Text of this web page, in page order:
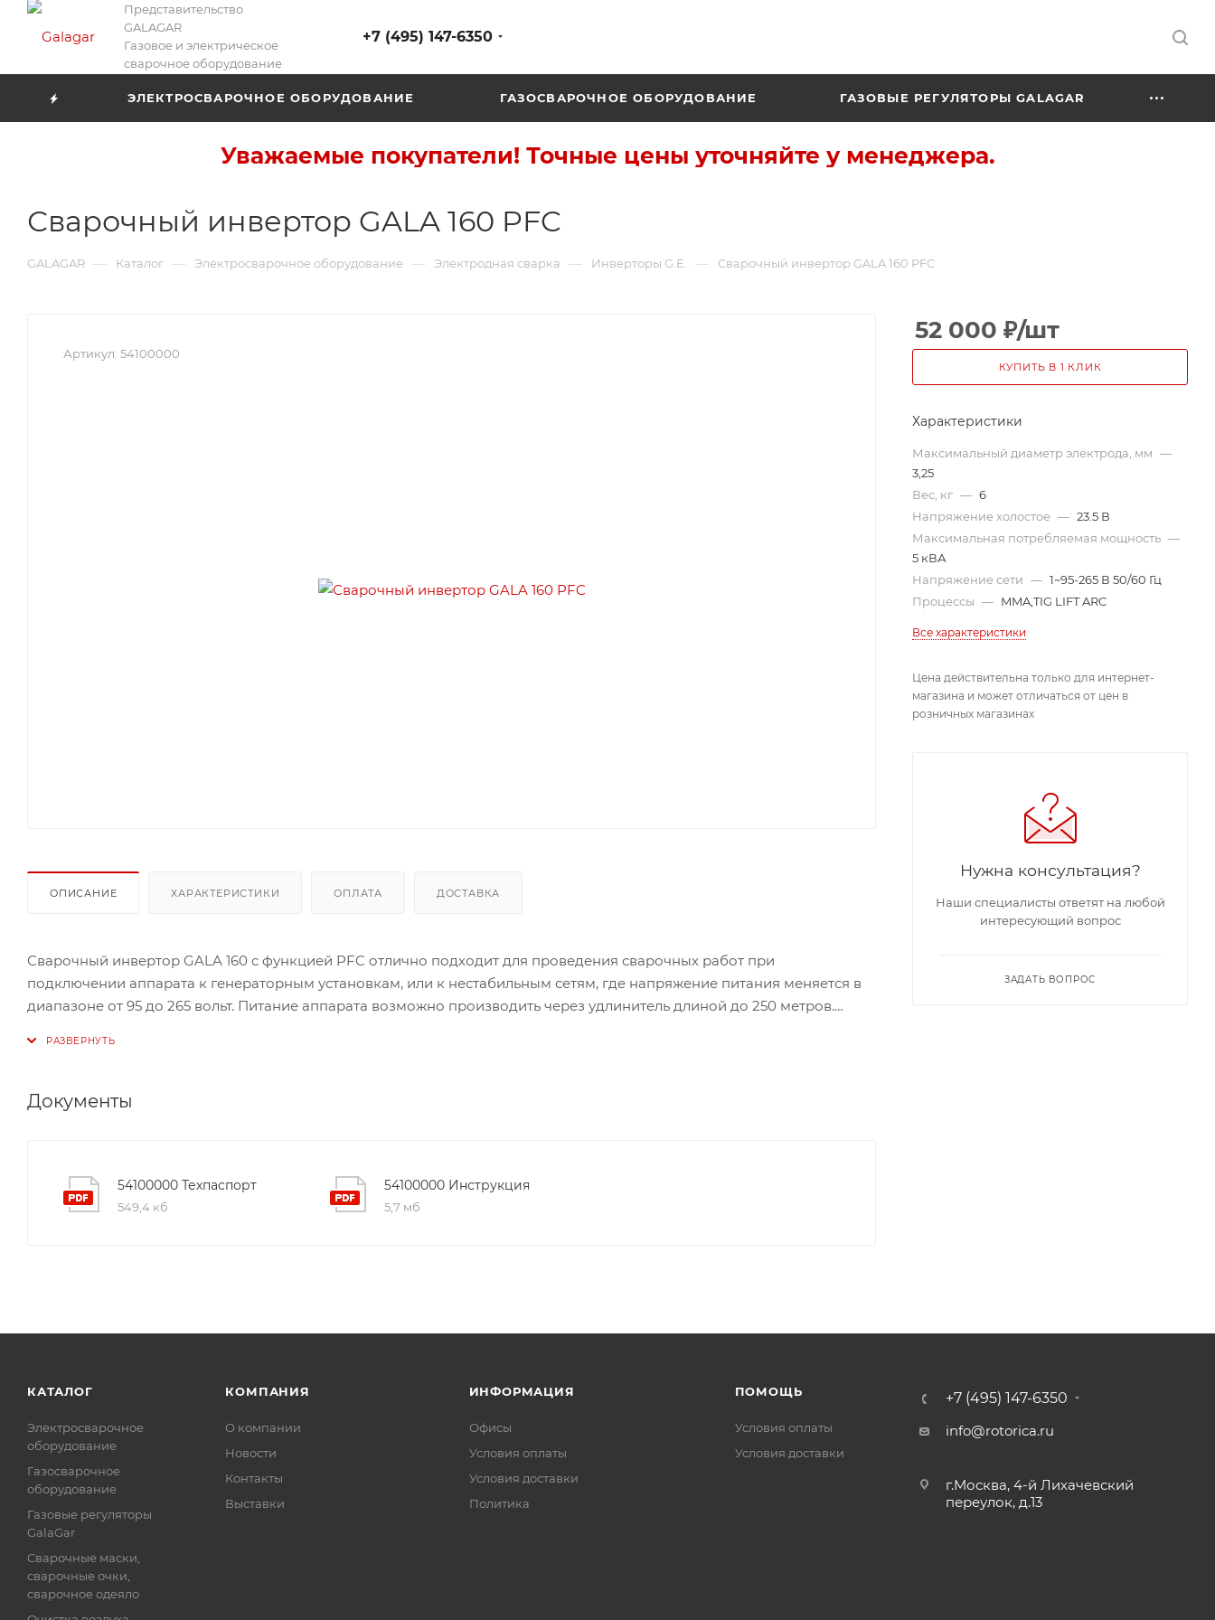
Представительство
GALAGAR
Газовое и электрическое
сварочное оборудование
+7 (495) 147-6350
ЭЛЕКТРОСВАРОЧНОЕ ОБОРУДОВАНИЕ ГАЗОСВАРОЧНОЕ ОБОРУДОВАНИЕ ГАЗОВЫЕ РЕГУЛЯТОРЫ GALAGAR
Уважаемые покупатели! Точные цены уточняйте у менеджера.
Сварочный инвертор GALA 160 PFC
GALAGAR — Каталог — Электросварочное оборудование — Электродная сварка — Инверторы G.E. — Сварочный инвертор GALA 160 PFC
Артикул: 54100000
ОПИСАНИЕ ХАРАКТЕРИСТИКИ ОПЛАТА ДОСТАВКА
Сварочный инвертор GALA 160 с функцией PFC отлично подходит для проведения сварочных работ при
подключении аппарата к генераторным установкам, или к нестабильным сетям, где напряжение питания меняется в
диапазоне от 95 до 265 вольт. Питание аппарата возможно производить через удлинитель длиной до 250 метров.
Относительно малый вес аппарата (6 кг.) обеспечивает его мобильность, и снижает усталость оператора (сварщика)
Документы
54100000 Техпаспорт
549,4 кб
54100000 Инструкция
5,7 мб
52 000 ₽/шт
КУПИТЬ В 1 КЛИК
Характеристики
Максимальный диаметр электрода, мм —
3,25
Вес, кг — 6
Напряжение холостое — 23.5 В
Максимальная потребляемая мощность —
5 кВА
Напряжение сети — 1~95-265 В 50/60 Гц
Процессы — MMA,TIG LIFT ARC
Все характеристики
Цена действительна только для интернет-
магазина и может отличаться от цен в
розничных магазинах
Нужна консультация?
Наши специалисты ответят на любой
интересующий вопрос
ЗАДАТЬ ВОПРОС
КАТАЛОГ
Электросварочное
оборудование
Газосварочное
оборудование
Газовые регуляторы
GalaGar
Сварочные маски,
сварочные очки,
сварочное одеяло
КОМПАНИЯ
О компании
Новости
Контакты
Выставки
ИНФОРМАЦИЯ
Офисы
Условия оплаты
Условия доставки
Политика
ПОМОЩЬ
Условия оплаты
Условия доставки
+7 (495) 147-6350
info@rotorica.ru
г.Москва, 4-й Лихачевский
переулок, д.13